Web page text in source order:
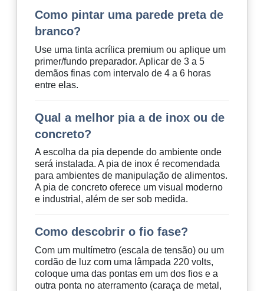
Como pintar uma parede preta de
branco?
Use uma tinta acrílica premium ou aplique um
primer/fundo preparador. Aplicar de 3 a 5
demãos finas com intervalo de 4 a 6 horas
entre elas.
Qual a melhor pia a de inox ou de
concreto?
A escolha da pia depende do ambiente onde
será instalada. A pia de inox é recomendada
para ambientes de manipulação de alimentos.
A pia de concreto oferece um visual moderno
e industrial, além de ser sob medida.
Como descobrir o fio fase?
Com um multímetro (escala de tensão) ou um
cordão de luz com uma lâmpada 220 volts,
coloque uma das pontas em um dos fios e a
outra ponta no aterramento (caraça de metal,